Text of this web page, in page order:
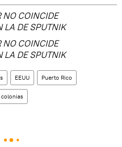
NO COINCIDE
LA DE SPUTNIK
NO COINCIDE
LA DE SPUTNIK
EEUU Puerto Rico
colonias